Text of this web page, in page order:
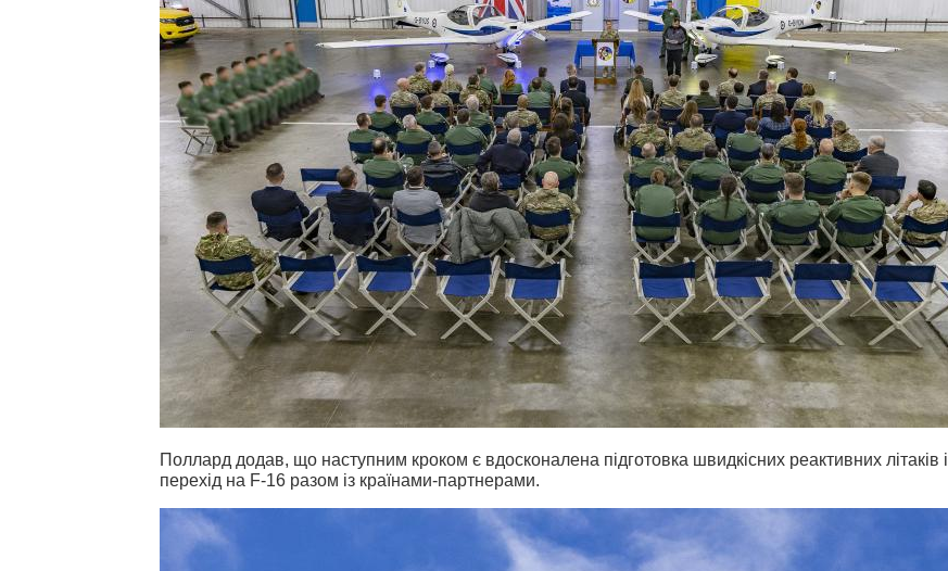
Поллард додав, що наступним кроком є ​​вдосконалена підготовка швидкісних реактивних літаків і
перехід на F-16 разом із країнами-партнерами.